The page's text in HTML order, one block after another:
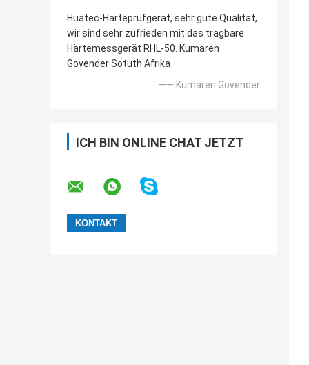
Huatec-Härteprüfgerät, sehr gute Qualität,
wir sind sehr zufrieden mit das tragbare
Härtemessgerät RHL-50. Kumaren
Govender Sotuth Afrika
—— Kumaren Govender
ICH BIN ONLINE CHAT JETZT